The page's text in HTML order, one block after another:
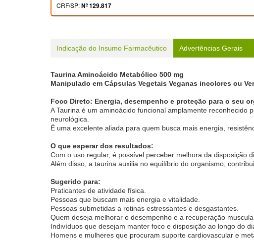
CRF/SP:Nº 129.817
Indicação do Insumo Farmacêutico Advertências Gerais
Taurina Aminoácido Metabólico 500 mg
Manipulado em Cápsulas Vegetais Veganas incolores ou
Foco Direto: Energia, desempenho e proteção para o seu
A Taurina é um aminoácido funcional amplamente
neurológica.
É uma excelente aliada para quem busca mais energia,
O que esperar dos resultados:
Com o uso regular, é possível perceber melhora da disposição
Além disso, a taurina auxilia no equilíbrio do organismo,
Sugerido para:
Praticantes de atividade física.
Pessoas que buscam mais energia e vitalidade.
Pessoas submetidas a rotinas estressantes e desgastantes.
Quem deseja melhorar o desempenho e a recuperação
Indivíduos que desejam manter foco e disposição ao longo do
Homens e mulheres que procuram suporte cardiovascular e